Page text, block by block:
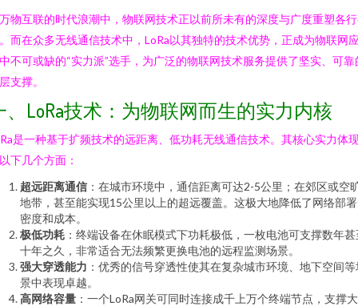
物互联的时代浪潮中，物联网技术正以前所未有的深度与广度重塑各
而在众多无线通信技术中，LoRa以其独特的技术优势，正成为物联网
不可或缺的“实力派”选手，为广泛的物联网技术服务提供了坚实、可靠
支撑。
、LoRa技术：为物联网而生的实力内核
是一种基于扩频技术的远距离、低功耗无线通信技术。其核心实力体
下几个方面：
超远距离通信 ：在城市环境中，通信距离可达2-5公里；在郊区或空
地带，甚至能实现15公里以上的超远覆盖。这极大地降低了网络部
密度和成本。
极低功耗 ：终端设备在休眠模式下功耗极低，一枚电池可支撑数年甚
十年之久，非常适合无法频繁更换电池的远程监测场景。
强大穿透能力 ：优秀的信号穿透性使其在复杂城市环境、地下空间等
景中表现卓越。
高网络容量 ：一个LoRa网关可同时连接成千上万个终端节点，支撑